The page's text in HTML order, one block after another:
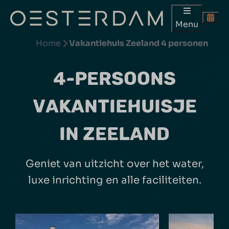
Menu
Home
Vakantiehuis Zeeland 4 personen
4-PERSOONS
VAKANTIEHUISJE
IN ZEELAND
Geniet van uitzicht over het water,
luxe inrichting en alle faciliteiten.